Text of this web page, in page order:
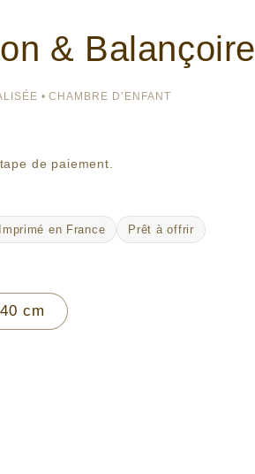
& Balançoire
• CHAMBRE D’ENFANT
de paiement.
en France Prêt à offrir
cm